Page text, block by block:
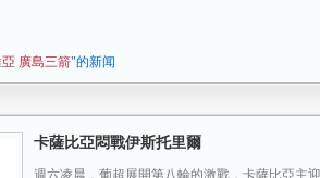
廣島三箭"的新闻
卡薩比亞悶戰伊斯托里爾
週六凌晨，葡超展開第八輪的激戰，卡薩比亞主